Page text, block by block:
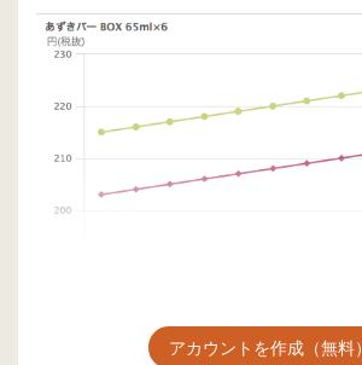
アカウントを作成（無料）